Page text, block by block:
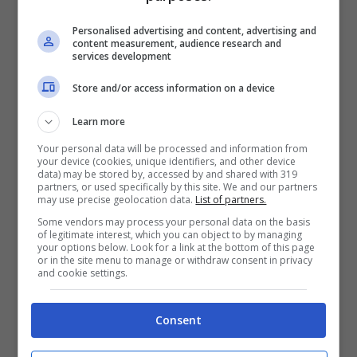
Il pronostico
L’Argentina, pur senza la magia di Messi, ha una
profondità di rosa davvero spaventosa e
giocatori desiderosi di mettersi in mostra per
scalare le gerarchie in vista dell’esordio con
l’Algeria. Ci aspettiamo una vittoria netta da
parte dei campioni in carica all’interno di una
finestra che va dai 2 ai 4 gol complessivi.
L’Honduras fatica storicamente a costruire
trame offensive pulite contro le big mondiali e,
privato del ritmo partita da marzo,potrebbe
trovare la difesa dell’Albiceleste del tutto
impenetrabile.
Personalised advertising and content, advertising and
content measurement, audience research and
services development
Store and/or access information on a device
Learn more
Your personal data will be processed and information from
your device (cookies, unique identifiers, and other device
data) may be stored by, accessed by and shared with 319
partners, or used specifically by this site. We and our partners
may use precise geolocation data. List of partners.
Some vendors may process your personal data on the basis
of legitimate interest, which you can object to by managing
your options below. Look for a link at the bottom of this page
or in the site menu to manage or withdraw consent in privacy
and cookie settings.
Consent